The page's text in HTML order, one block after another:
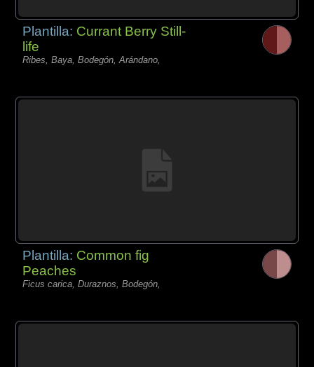
Plantilla: Currant Berry Still-
life
Ribes, Baya, Bodegón, Arándano,
Plantilla: Common fig
Peaches
Ficus carica, Duraznos, Bodegón,